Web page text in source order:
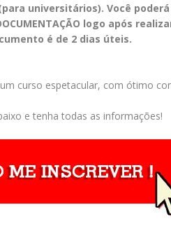
universitários). Você
logo após
é de 2 dias úteis.
curso espetacular, com ótimo
e tenha todas as informações!